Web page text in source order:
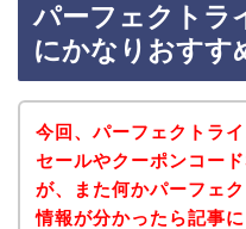
パーフェクトラ
にかなりおすす
今回、パーフェクトラ
セールやクーポンコー
が、また何かパーフェ
情報が分かったら記事